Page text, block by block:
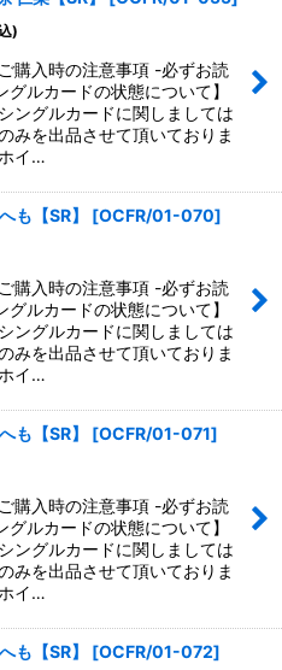
)
購入時の注意事項 -必ずお読
ルカードの状態について】
ングルカードに関しましては
みを出品させて頂いておりま
イ…
も【SR】 [OCFR/01-070]
購入時の注意事項 -必ずお読
ルカードの状態について】
ングルカードに関しましては
みを出品させて頂いておりま
イ…
も【SR】 [OCFR/01-071]
購入時の注意事項 -必ずお読
ルカードの状態について】
ングルカードに関しましては
みを出品させて頂いておりま
イ…
も【SR】 [OCFR/01-072]